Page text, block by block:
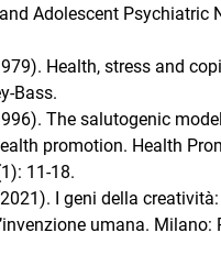
Adolescent Psychiatric
Health, stress and
Bass.
The salutogenic
promotion. Health
11-18.
I geni della
umana. Milano: